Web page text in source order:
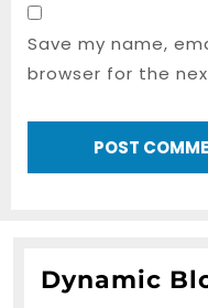
Save my name,
browser for the
Dynamic